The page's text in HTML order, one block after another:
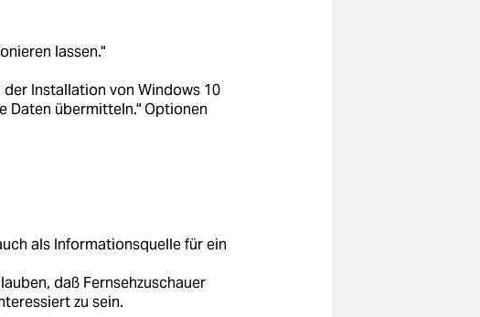
lassen."
der Installation von Windows 10
Daten übermitteln." Optionen
als Informationsquelle für ein
daß Fernsehzuschauer
zu sein.